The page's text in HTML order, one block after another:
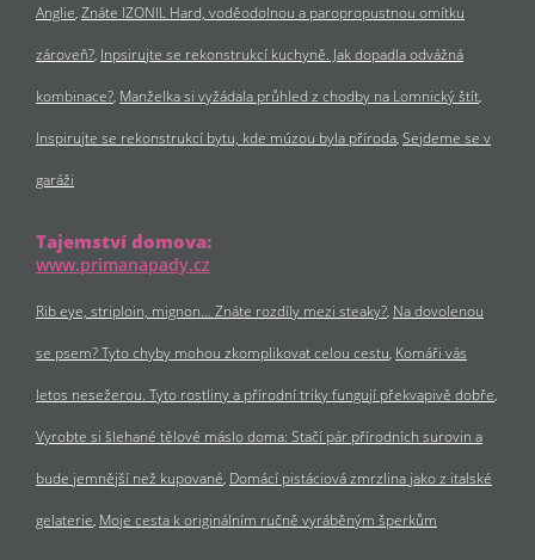
Anglie Znáte IZONIL Hard, voděodolnou a paropropustnou omítku
zároveň? Inpsirujte se rekonstrukcí kuchyně. Jak dopadla odvážná
kombinace? Manželka si vyžádala průhled z chodby na Lomnický štít
Inspirujte se rekonstrukcí bytu, kde múzou byla příroda Sejdeme se v
garáži
Tajemství domova:
www.primanapady.cz
Rib eye, striploin, mignon… Znáte rozdíly mezi steaky? Na dovolenou
se psem? Tyto chyby mohou zkomplikovat celou cestu Komáři vás
letos nesežerou. Tyto rostliny a přírodní triky fungují překvapivě dobře
Vyrobte si šlehané tělové máslo doma: Stačí pár přírodních surovin a
bude jemnější než kupované Domácí pistáciová zmrzlina jako z italské
gelaterie Moje cesta k originálním ručně vyráběným šperkům